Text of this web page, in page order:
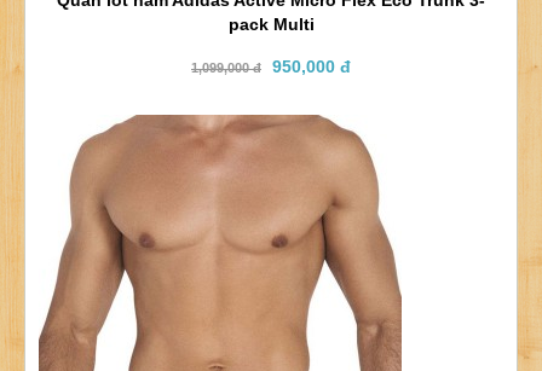
pack Multi
1,099,000 đ 950,000 đ